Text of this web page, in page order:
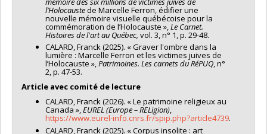
de la discussion en introduisant le sujet, en facilitant
les interventions et en régulant le temps de parole.
Encouragement des interactions et gestion des
questions du public. Clôture de la table ronde et
remerciements aux participantes.
Coorganisateur de l’édition 2024 des Rendez-vous
de la recherche émergente| Centre de recherche
interuniversitaire sur la littérature et la culture
au Québec| Depuis septembre 2023. Gestion du
calendrier, de l’adresse courriel, de l’appel à
participation, du budget et sélection des
préparation de la scénographie. Préparation des
dossiers de subvention. Création d'un parcours de
visite en ligne.
Guide-interprète chargé de valorisation du
patrimoine religieux | Musée des Hospitalières
de l’Hôtel-Dieu de Montréal |Janvier à avril
2023.Mandat temporaire d’un an en valorisation du
patrimoine religieux en parallèle de mes tâches
patrimoine religieux du musée et rédactions de
notices, de cartels et d'articles de
vulgarisation. Organisation de conférences et de
2018 |Pile ou [Frasq], scènes ouvertes à la performance
Générateur, Gentilly (France).
2018 |Il buio svelato, uno sguardo attraverso l’oscurità| Circolo di
ricreazione artistica Il Romanino, Romano di Lombardia (Italie).
2018 |Le jardin de la Dame de Trèfle| Le Jardin, Saint-Valéry-
sur-Somme (France).
2018 |Une couleur différente| Sorbonne Université – Le Tipi,
Paris (France).
l’Holocaustede Marcelle Ferron, édifier une
nouvelle mémoire visuelle québécoise pour la
commémoration de l’Holocauste »,Le Carnet.
Histoires de l'art au Québec, vol. 3, n° 1, p. 29-48.
CALARD, Franck (2025). « Graver l'ombre dans la
lumière : Marcelle Ferron et les victimes juives de
l’Holocauste »,Patrimoines. Les carnets du RéPUQ, n°
2, p. 47-53.
Article avec comité de lecture
CALARD, Franck (2026). « Le patrimoine religieux au
Canada »,EUREL (Europe – RELigion),
https://www.eurel-info.cnrs.fr/spip.php?article4739.
CALARD, Franck (2025). « Corpus insolite : art